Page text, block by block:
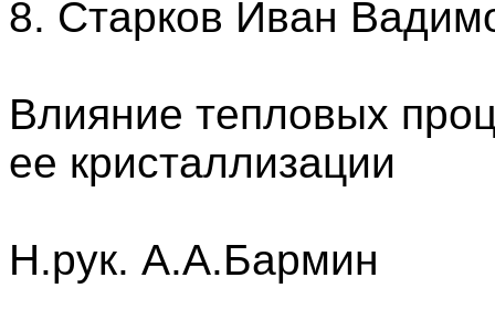
8. Старков Иван
Влияние тепловых
ее кристаллизации
Н.рук. А.А.Бармин